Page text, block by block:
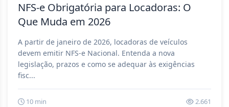
NFS-e Obrigatória para Locadoras: O
Que Muda em 2026
A partir de janeiro de 2026, locadoras de veículos
devem emitir NFS-e Nacional. Entenda a nova
legislação, prazos e como se adequar às exigências
fisc...
10 min 2.661